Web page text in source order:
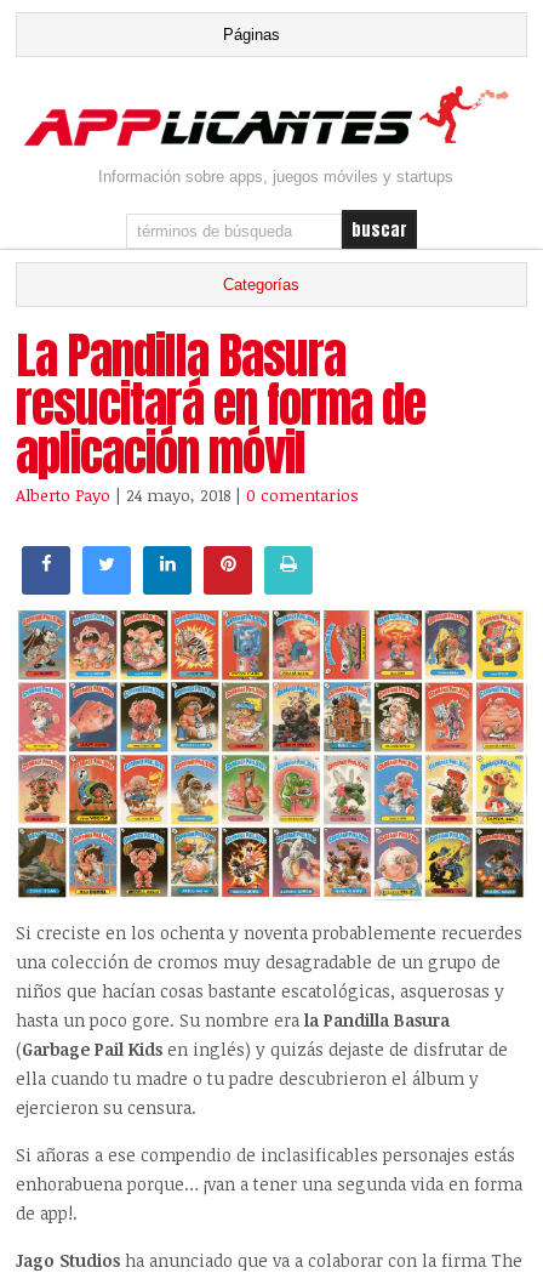
Información sobre apps, juegos móviles y startups
La Pandilla Basura
resucitará en forma de
aplicación móvil
Alberto Payo | 24 mayo, 2018 |0 comentarios
Si creciste en los ochenta y noventa probablemente recuerdes
una colección de cromos muy desagradable de un grupo de
niños que hacían cosas bastante escatológicas, asquerosas y
hasta un poco gore. Su nombre erala Pandilla Basura
(Garbage Pail Kids en inglés) y quizás dejaste de disfrutar de
ella cuando tu madre o tu padre descubrieron el álbum y
ejercieron su censura.
Si añoras a ese compendio de inclasificables personajes estás
enhorabuena porque… ¡van a tener una segunda vida en forma
de app!.
Jago Studios ha anunciado que va a colaborar con la firma The